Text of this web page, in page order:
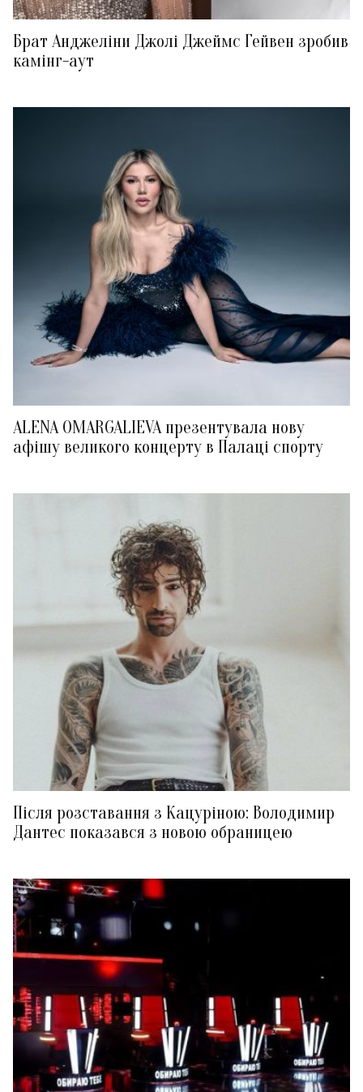
Брат Анджеліни Джолі Джеймс Гейвен зробив
камінг-аут
ALENA OMARGALIEVA презентувала нову
афішу великого концерту в Палаці спорту
Після розставання з Кацуріною: Володимир
Дантес показався з новою обраницею